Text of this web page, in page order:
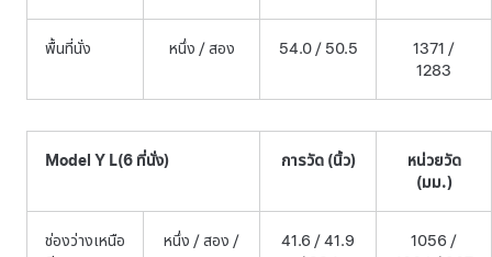
พื้นที่นั่ง หนึ่ง / สอง 54.0 / 50.5
1371 /
1283
Model Y L(6 ที่นั่ง) การวัด (นิ้ว)
หน่วยวัด
(มม.)
ช่องว่างเหนือ
หนึ่ง / สอง /
41.6 / 41.9
1056 /